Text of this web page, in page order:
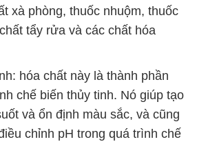
xà phòng, thuốc nhuộm, thuốc
tẩy rửa và các chất hóa
hóa chất này là thành phần
chế biến thủy tinh. Nó giúp tạo
và ổn định màu sắc, và cũng
chỉnh pH trong quá trình chế